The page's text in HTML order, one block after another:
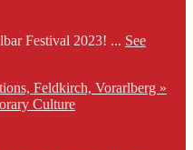
Festival 2023! ... See
Feldkirch, Vorarlberg »
Culture